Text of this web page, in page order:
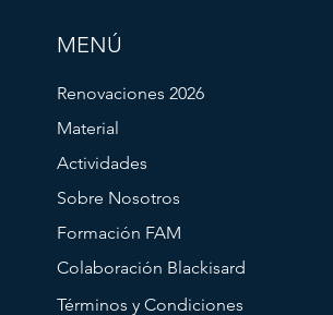
MENÚ
Renovaciones 2026
Material
Actividades
Sobre Nosotros
Formación FAM
Colaboración Blackisard
Términos y Condiciones